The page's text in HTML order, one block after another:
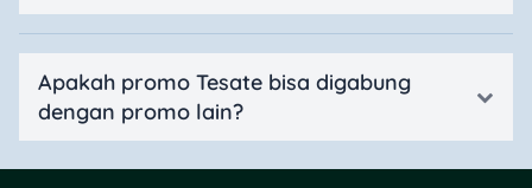
Apakah promo Tesate bisa digabung
dengan promo lain?